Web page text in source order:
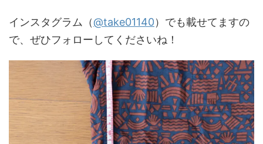
インスタグラム（@take01140）でも載せてますの
で、ぜひフォローしてくださいね！